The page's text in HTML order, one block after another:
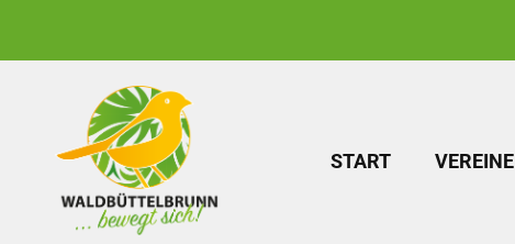
START VEREINE